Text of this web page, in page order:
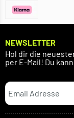
NEWSLETTER
Hol dir die
per E-Mail! Du